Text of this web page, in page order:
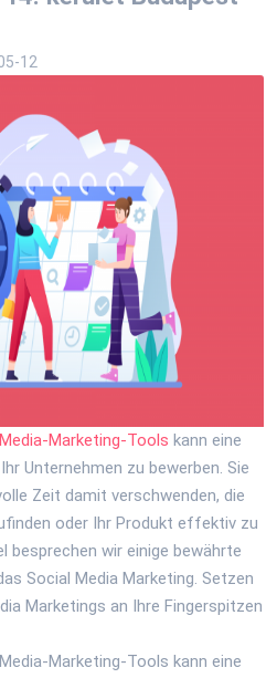
12
Marketing-Tools kann eine
Unternehmen zu bewerben. Sie
Zeit damit verschwenden, die
oder Ihr Produkt effektiv zu
besprechen wir einige bewährte
Social Media Marketing. Setzen
Marketings an Ihre Fingerspitzen
Marketing-Tools kann eine